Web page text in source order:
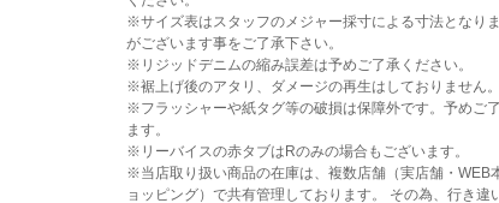
※サイズ表はスタッフのメジャー採寸による寸法となり
がございます事をご了承下さい。
※リジッドデニムの縮み誤差は予めご了承ください。
※裾上げ後のアタリ、ダメージの再生はしておりません。
※フラッシャーや紙タグ等の破損は保障外です。予めご
ます。
※リーバイスの赤タブはRのみの場合もございます。
※当店取り扱い商品の在庫は、複数店舗（実店舗・WEB
ョッピング）で共有管理しております。 その為、行き違